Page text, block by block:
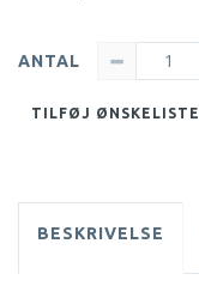
ANTAL
TILFØJ ØNSKELISTE
BESKRIVELSE